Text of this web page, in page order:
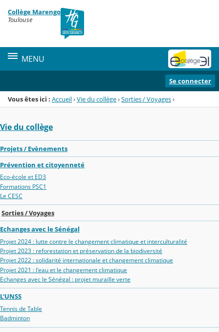
Menu de la rubrique
Contenu
Collège Marengo
Toulouse
MENU
Se connecter
Vous êtes ici : Accueil›Vie du collège›Sorties / Voyages›
Vie du collège
Projets / Evènements
Prévention et citoyenneté
Eco-école et ED3
Formations PSC1
Le CESC
Sorties / Voyages
Echanges avec le Sénégal
Projet 2024 : lutte contre le changement climatique et interculturalité
Projet 2023 : reforestation et préservation de la biodiversité
Projet 2022 : solidarité internationale et changement climatique
Projet 2021 : l'eau et le changement climatique
Echanges avec le Sénégal : projet muraille verte
L'UNSS
Tennis de Table
Badminton